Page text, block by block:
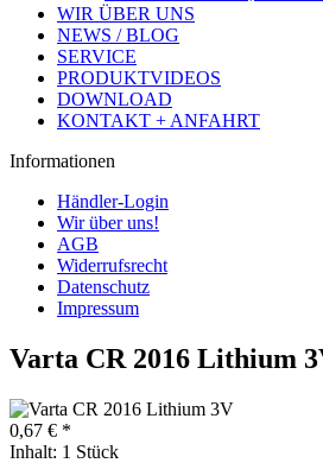
WIR ÜBER UNS
NEWS / BLOG
SERVICE
PRODUKTVIDEOS
DOWNLOAD
KONTAKT + ANFAHRT
Informationen
Händler-Login
Wir über uns!
AGB
Widerrufsrecht
Datenschutz
Impressum
Varta CR 2016 Lithium
0,67 € *
Inhalt: 1 Stück